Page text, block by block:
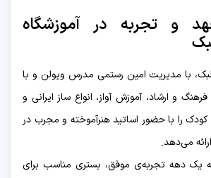
و تجربه در آموزشگاه
با مدیریت امین رستمی مدرس ویولن و با
و ارشاد، آموزش آواز، انواع ساز ایرانی و
را با حضور اساتید هنرآموخته و مجرب در
می‌دهد.
یک دهه تجربه‌ی موفق، بستری مناسب برای